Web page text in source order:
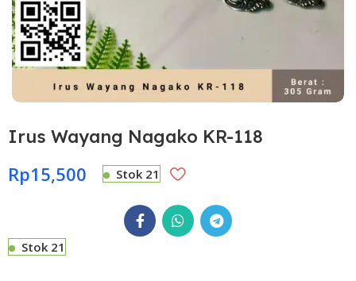
Irus Wayang Nagako KR-118
Rp15,500 Stok 21
Stok 21